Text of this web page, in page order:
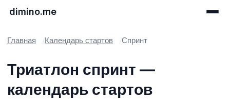
dimino.me
Главная Календарь стартов Спринт
Триатлон спринт —
календарь стартов